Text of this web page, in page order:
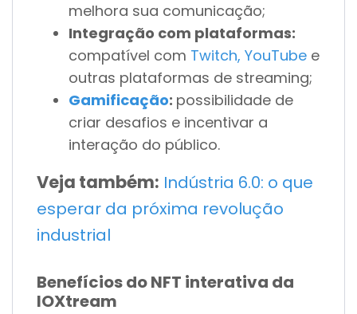
melhora sua comunicação;
Integração com plataformas:
compatível com Twitch, YouTube e
outras plataformas de streaming;
Gamificação: possibilidade de
criar desafios e incentivar a
interação do público.
Veja também: Indústria 6.0: o que
esperar da próxima revolução
industrial
Benefícios do NFT interativa da
IOXtream